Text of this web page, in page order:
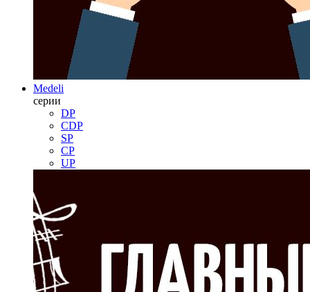
Medeli
серии
DP
CDP
SP
CP
UP